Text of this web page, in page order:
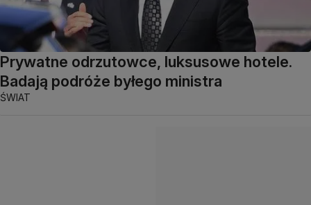
Prywatne odrzutowce, luksusowe hotele.
Badają podróże byłego ministra
ŚWIAT